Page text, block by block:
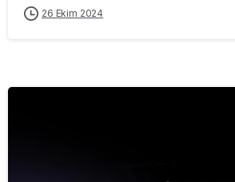
26 Ekim 2024